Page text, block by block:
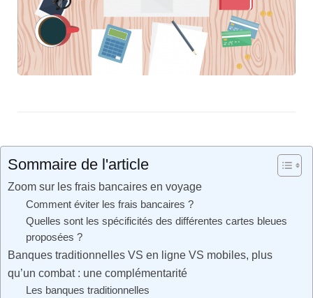
Sommaire de l'article
Zoom sur les frais bancaires en voyage
Comment éviter les frais bancaires ?
Quelles sont les spécificités des différentes cartes bleues
proposées ?
Banques traditionnelles VS en ligne VS mobiles, plus
qu’un combat : une complémentarité
Les banques traditionnelles